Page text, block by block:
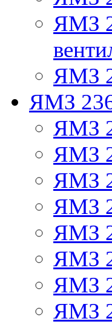
ЯМЗ
ЯМЗ
ЯМЗ
ЯМЗ
ЯМЗ
ЯМЗ
ЯМЗ
ЯМЗ
ЯМЗ
ЯМЗ
ЯМЗ